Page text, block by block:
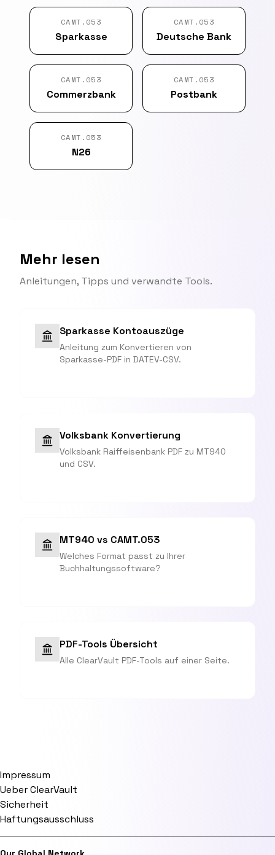
CAMT.053
Sparkasse
CAMT.053
Deutsche Bank
CAMT.053
Commerzbank
CAMT.053
Postbank
CAMT.053
N26
Mehr lesen
Anleitungen, Tipps und verwandte Tools.
Sparkasse Kontoauszüge
Anleitung zum Konvertieren von
Sparkasse-PDF in DATEV-CSV.
Volksbank Konvertierung
Volksbank Raiffeisenbank PDF zu MT940
und CSV.
MT940 vs CAMT.053
Welches Format passt zu Ihrer
Buchhaltungssoftware?
PDF-Tools Übersicht
Alle ClearVault PDF-Tools auf einer Seite.
Impressum
Ueber ClearVault
Sicherheit
Haftungsausschluss